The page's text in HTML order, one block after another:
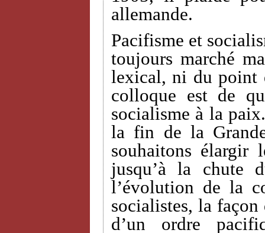
allemande.
Pacifisme et
toujours marché
lexical, ni du point
colloque est de
socialisme à la
la fin de la
souhaitons élargir
jusqu’à la chute
l’évolution de la
socialistes, la
d’un ordre